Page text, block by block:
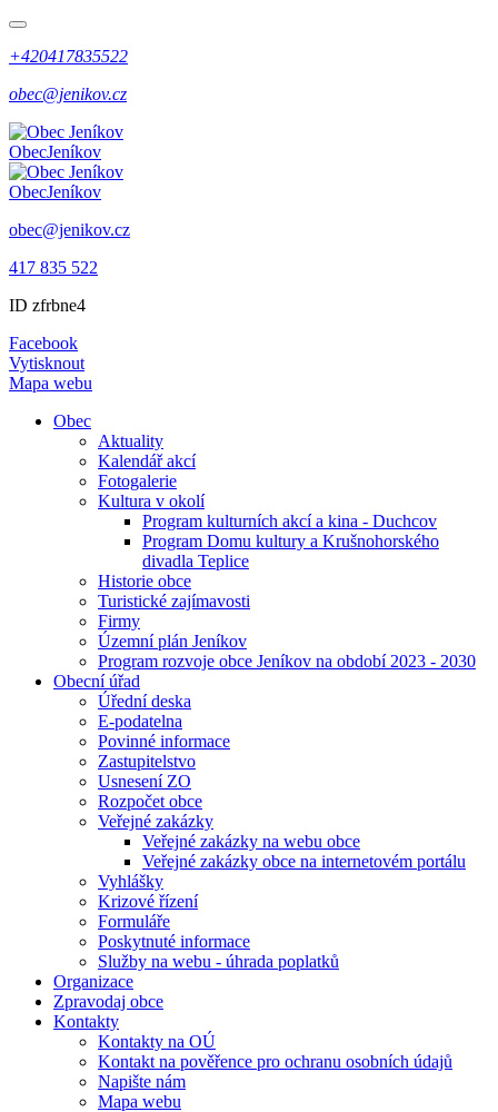
+420417835522
obec@jenikov.cz
ObecJeníkov
ObecJeníkov
obec@jenikov.cz
417 835 522
ID zfrbne4
Facebook
Vytisknout
Mapa webu
Obec
Aktuality
Kalendář akcí
Fotogalerie
Kultura v okolí
Program kulturních akcí a kina - Duchcov
Program Domu kultury a Krušnohorského
divadla Teplice
Historie obce
Turistické zajímavosti
Firmy
Územní plán Jeníkov
Program rozvoje obce Jeníkov na období 2023 - 2030
Obecní úřad
Úřední deska
E-podatelna
Povinné informace
Zastupitelstvo
Usnesení ZO
Rozpočet obce
Veřejné zakázky
Veřejné zakázky na webu obce
Veřejné zakázky obce na internetovém portálu
Vyhlášky
Krizové řízení
Formuláře
Poskytnuté informace
Služby na webu - úhrada poplatků
Organizace
Zpravodaj obce
Kontakty
Kontakty na OÚ
Kontakt na pověřence pro ochranu osobních údajů
Napište nám
Mapa webu